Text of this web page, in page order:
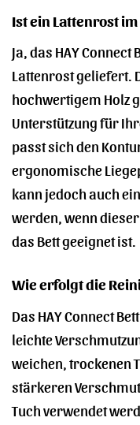
Ist ein Lattenrost
Ja, das HAY
Lattenrost geliefert.
hochwertigem Holz
Unterstützung für
passt sich den
ergonomische
kann jedoch auch
werden, wenn
das Bett geeignet ist.
Wie erfolgt die
Das HAY Connect
leichte
weichen, trockenen
stärkeren
Tuch verwendet